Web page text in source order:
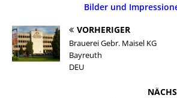
Bilder und
VORHERIGER
Brauerei Gebr. Maisel KG
Bayreuth
DEU